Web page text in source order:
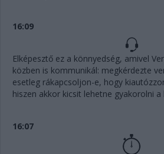
16:09
Elképesztő ez a könnyedség, amivel
közben is kommunikál: megkérdezte
esetleg rákapcsoljon-e, hogy
hiszen akkor kicsit lehetne gyakorolni a
16:07